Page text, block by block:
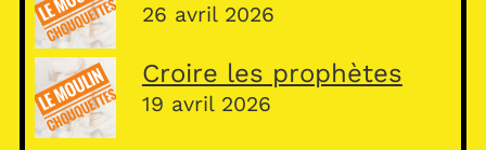
26 avril 2026
Croire les prophètes
19 avril 2026